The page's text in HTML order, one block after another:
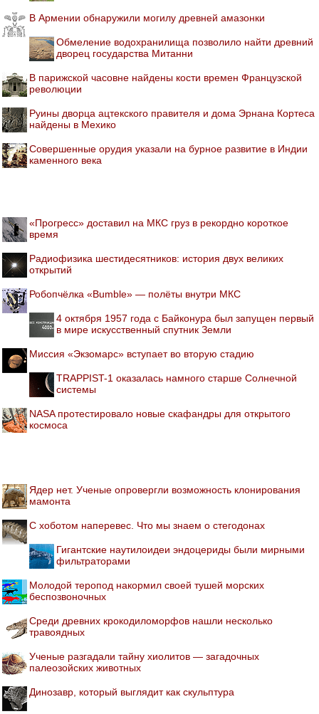
В Армении обнаружили могилу древней амазонки
Обмеление водохранилища позволило найти древний
дворец государства Митанни
В парижской часовне найдены кости времен Французской
революции
Руины дворца ацтекского правителя и дома Эрнана Кортеса
найдены в Мехико
Совершенные орудия указали на бурное развитие в Индии
каменного века
«Прогресс» доставил на МКС груз в рекордно короткое
время
Радиофизика шестидесятников: история двух великих
открытий
Робопчёлка «Bumble» — полёты внутри МКС
4 октября 1957 года с Байконура был запущен первый
в мире искусственный спутник Земли
Миссия «Экзомарс» вступает во вторую стадию
TRAPPIST-1 оказалась намного старше Солнечной
системы
NASA протестировало новые скафандры для открытого
космоса
Ядер нет. Ученые опровергли возможность клонирования
мамонта
С хоботом наперевес. Что мы знаем о стегодонах
Гигантские наутилоидеи эндоцериды были мирными
фильтраторами
Молодой теропод накормил своей тушей морских
беспозвоночных
Среди древних крокодиломорфов нашли несколько
травоядных
Ученые разгадали тайну хиолитов — загадочных
палеозойских животных
Динозавр, который выглядит как скульптура